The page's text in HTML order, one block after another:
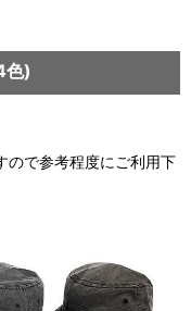
)
ので参考程度にご利用下